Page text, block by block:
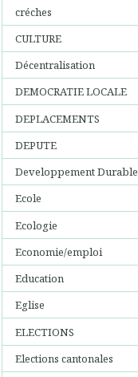
créches
CULTURE
Décentralisation
DEMOCRATIE LOCALE
DEPLACEMENTS
DEPUTE
Developpement Durable
Ecole
Ecologie
Economie/emploi
Education
Eglise
ELECTIONS
Elections cantonales